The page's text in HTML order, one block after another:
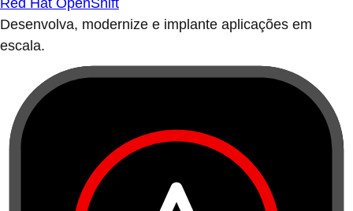
Red Hat OpenShift
Desenvolva, modernize e implante aplicações em
escala.